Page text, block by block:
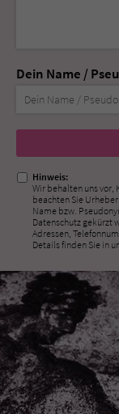
Dein Name /
Nicht
ausfüllen!
Hinweis:
Wir behalten uns vor,
beachten Sie
Name bzw.
Datenschutz gekürzt
Adressen,
Details finden Sie in